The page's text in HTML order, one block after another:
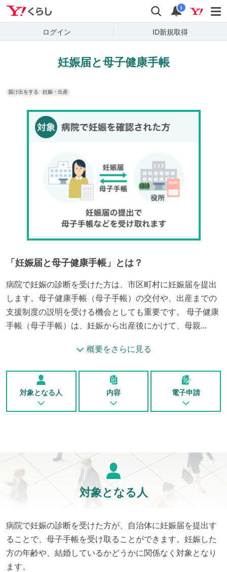
検索 通知
i
ログイン ID新規取得
妊娠届と母子健康手帳
届け出をする 妊娠・出産
「 妊娠届と母子健康手帳 」とは？
病院で妊娠の診断を受けた方は、市区町村に妊娠届を提出
します。母子健康手帳（母子手帳）の交付や、出産までの
支援制度の説明を受ける機会としても重要です。 母子健康
手帳（母子手帳）は、妊娠から出産後にかけて、母親...
概要をさらに見る
対象となる人 内容 電子申請
対象となる人
病院で妊娠の診断を受けた方が、自治体に妊娠届を提出す
ることで、母子手帳を受け取ることができます。妊娠した
方の年齢や、結婚しているかどうかに関係なく対象となり
ます。